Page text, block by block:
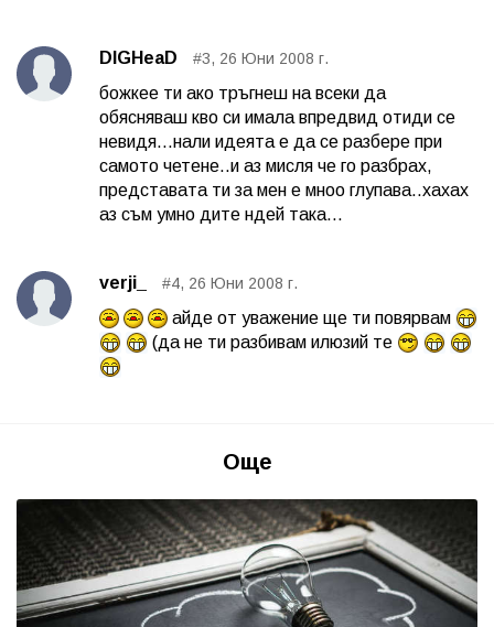
DIGHeaD #3, 26 Юни 2008 г.
божкее ти ако тръгнеш на всеки да
обясняваш кво си имала впредвид отиди се
невидя...нали идеята е да се разбере при
самото четене..и аз мисля че го разбрах,
представата ти за мен е мноо глупава..хахах
аз съм умно дите ндей така...
verji_ #4, 26 Юни 2008 г.
айде от уважение ще ти повярвам
(да не ти разбивам илюзий те
Още